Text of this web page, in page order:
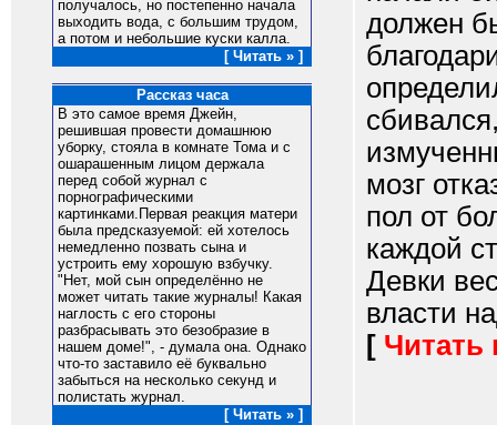
получалось, но постепенно начала
выходить вода, с большим трудом,
а потом и небольшие куски калла.
[ Читать » ]
Рассказ часа
В это самое время Джейн,
решившая провести домашнюю
уборку, стояла в комнате Тома и с
ошарашенным лицом держала
перед собой журнал с
порнографическими
картинками.Первая реакция матери
была предсказуемой: ей хотелось
немедленно позвать сына и
устроить ему хорошую взбучку.
"Нет, мой сын определённо не
может читать такие журналы! Какая
наглость с его стороны
разбрасывать это безобразие в
нашем доме!", - думала она. Однако
что-то заставило её буквально
забыться на несколько секунд и
полистать журнал.
[ Читать » ]
должен
мозг
пол от
каждой
Девки
власти
[ Читать